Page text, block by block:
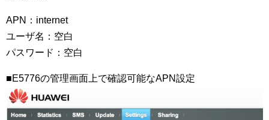
APN：internet
ユーザ名：空白
パスワード：空白
■E5776の管理画面上で確認可能なAPN設定